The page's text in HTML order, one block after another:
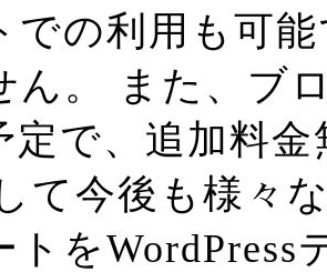
での利用も可
ん。 また、ブ
定で、追加料
て今後も様々
トをWordPress